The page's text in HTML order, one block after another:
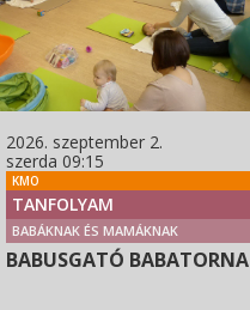
2026. szeptember 2.
szerda 09:15
KMO
TANFOLYAM
BABÁKNAK ÉS MAMÁKNAK
BABUSGATÓ BABATORNA